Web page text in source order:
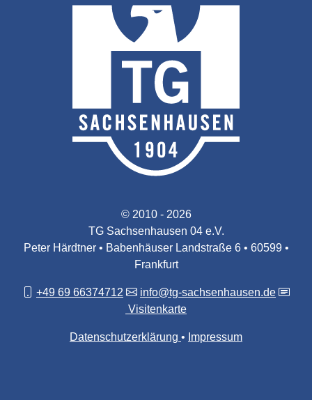
© 2010 - 2026
TG Sachsenhausen 04 e.V.
Peter Härdtner • Babenhäuser Landstraße 6 • 60599 •
Frankfurt
+49 69 66374712
info@tg-sachsenhausen.de
Visitenkarte
Datenschutzerklärung Impressum